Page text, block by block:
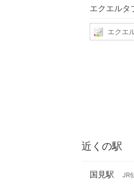
エクエルタ
エクエ
近くの駅
国見駅 JR